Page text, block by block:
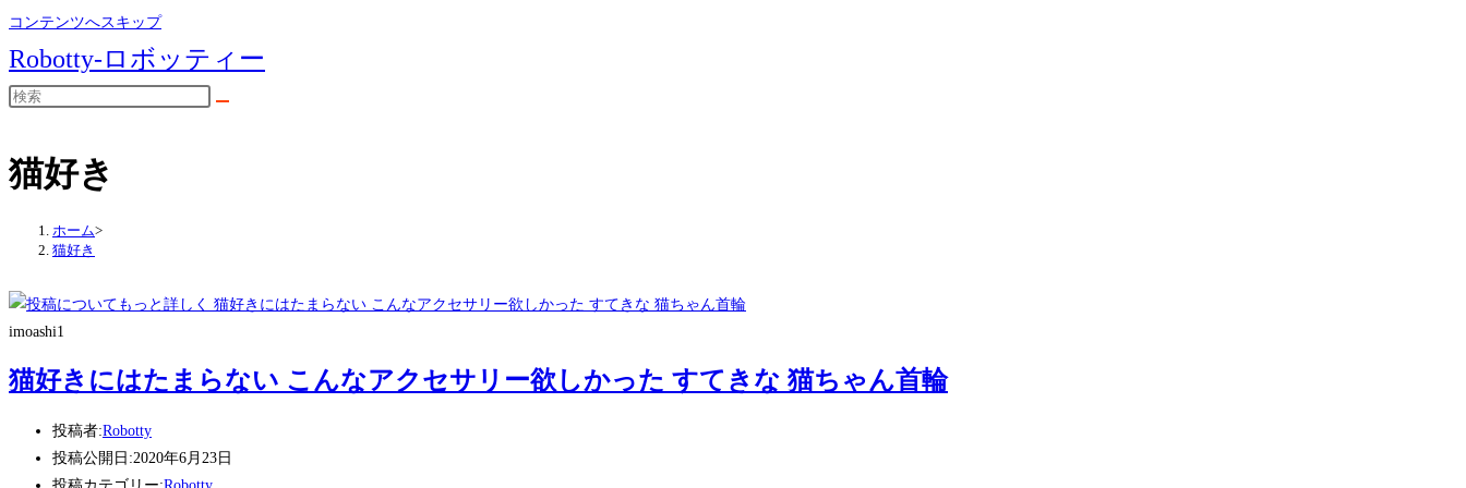
コンテンツへスキップ
Robotty-ロボッティー
猫好き
ホーム>
猫好き
imoashi1
猫好きにはたまらない こんなアクセサリー欲しかった すてきな 猫ちゃん首輪
投稿者:Robotty
投稿公開日:2020年6月23日